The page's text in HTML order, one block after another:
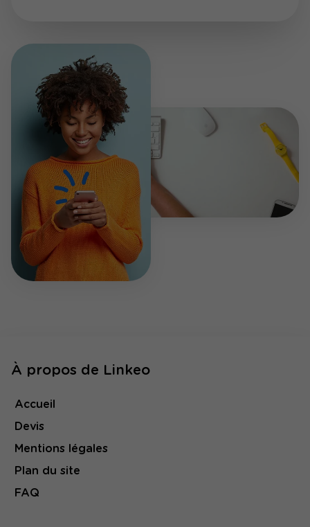
À propos de Linkeo
Accueil
Devis
Mentions légales
Plan du site
FAQ